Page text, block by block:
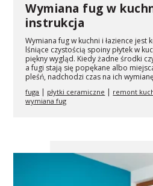
Wymiana fug w
instrukcja
Wymiana fug w kuchni i łazience jest
lśniące czystością spoiny płytek w
piękny wygląd. Kiedy żadne środki
a fugi stają się popękane albo
pleśń, nadchodzi czas na ich
fuga | płytki ceramiczne | remont
wymiana fug